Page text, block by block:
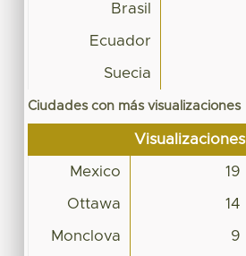
Brasil
Ecuador
Suecia
Ciudades con más visualizaciones
Visualizaciones
Mexico 19
Ottawa 14
Monclova 9